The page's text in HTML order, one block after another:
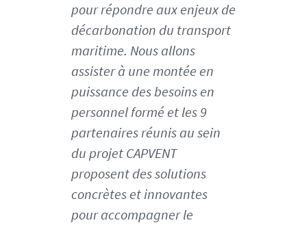
pour répondre aux enjeux de
décarbonation du transport
maritime. Nous allons
assister à une montée en
puissance des besoins en
personnel formé et les 9
partenaires réunis au sein
du projet CAPVENT
proposent des solutions
concrètes et innovantes
pour accompagner le